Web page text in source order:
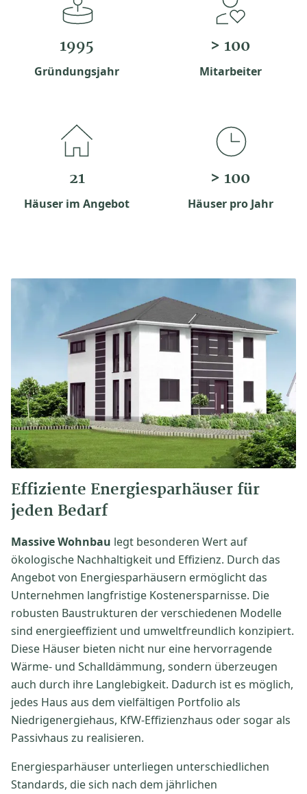
1995
Gründungsjahr
> 100
Mitarbeiter
21
Häuser im Angebot
> 100
Häuser pro Jahr
Effiziente Energiesparhäuser für
jeden Bedarf
Massive Wohnbau legt besonderen Wert auf
ökologische Nachhaltigkeit und Effizienz. Durch das
Angebot von Energiesparhäusern ermöglicht das
Unternehmen langfristige Kostenersparnisse. Die
robusten Baustrukturen der verschiedenen Modelle
sind energieeffizient und umweltfreundlich konzipiert.
Diese Häuser bieten nicht nur eine hervorragende
Wärme- und Schalldämmung, sondern überzeugen
auch durch ihre Langlebigkeit. Dadurch ist es möglich,
jedes Haus aus dem vielfältigen Portfolio als
Niedrigenergiehaus, KfW-Effizienzhaus oder sogar als
Passivhaus zu realisieren.
Energiesparhäuser unterliegen unterschiedlichen
Standards, die sich nach dem jährlichen